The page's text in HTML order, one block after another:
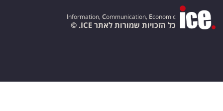
Information, Communication, Economic
כל הזכויות שמורות לאתר ICE. ©